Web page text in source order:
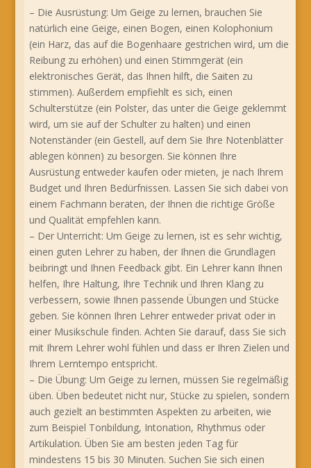
– Die Ausrüstung: Um Geige zu lernen, brauchen Sie
natürlich eine Geige, einen Bogen, einen Kolophonium
(ein Harz, das auf die Bogenhaare gestrichen wird, um die
Reibung zu erhöhen) und einen Stimmgerät (ein
elektronisches Gerät, das Ihnen hilft, die Saiten zu
stimmen). Außerdem empfiehlt es sich, einen
Schulterstütze (ein Polster, das unter die Geige geklemmt
wird, um sie auf der Schulter zu halten) und einen
Notenständer (ein Gestell, auf dem Sie Ihre Notenblätter
ablegen können) zu besorgen. Sie können Ihre
Ausrüstung entweder kaufen oder mieten, je nach Ihrem
Budget und Ihren Bedürfnissen. Lassen Sie sich dabei von
einem Fachmann beraten, der Ihnen die richtige Größe
und Qualität empfehlen kann.
– Der Unterricht: Um Geige zu lernen, ist es sehr wichtig,
einen guten Lehrer zu haben, der Ihnen die Grundlagen
beibringt und Ihnen Feedback gibt. Ein Lehrer kann Ihnen
helfen, Ihre Haltung, Ihre Technik und Ihren Klang zu
verbessern, sowie Ihnen passende Übungen und Stücke
geben. Sie können Ihren Lehrer entweder privat oder in
einer Musikschule finden. Achten Sie darauf, dass Sie sich
mit Ihrem Lehrer wohl fühlen und dass er Ihren Zielen und
Ihrem Lerntempo entspricht.
– Die Übung: Um Geige zu lernen, müssen Sie regelmäßig
üben. Üben bedeutet nicht nur, Stücke zu spielen, sondern
auch gezielt an bestimmten Aspekten zu arbeiten, wie
zum Beispiel Tonbildung, Intonation, Rhythmus oder
Artikulation. Üben Sie am besten jeden Tag für
mindestens 15 bis 30 Minuten. Suchen Sie sich einen